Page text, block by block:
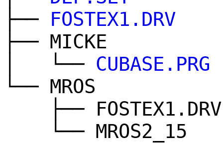
├── FOSTEX1.DRV
├── MICKE
│ └── CUBASE.PRG
└── MROS
├── FOSTEX1.DRV
└── MROS2_15